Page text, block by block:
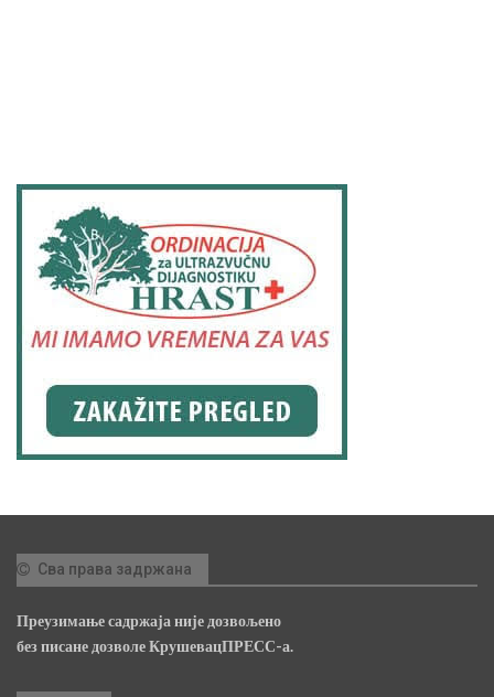
Сва права задржана
Преузимање садржаја није дозвољено
без писане дозволе КрушевацПРЕСС-а.